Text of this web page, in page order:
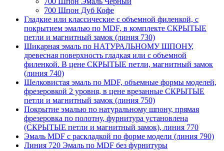
700 Шпон Дуб Кофе
Гладкие или классические с объемной филенкой, с
покрытием эмалью по MDF, в комплекте СКРЫТЫЕ
петли и магнитный замок (линия 730)
Шикарная эмаль по НАТУРАЛЬНОМУ ШПОНУ,
древесная поверхность гладкая или с объемной
филенкой. В цене СКРЫТЫЕ петли, магнитный замок
(линия 740)
Шелковистая эмаль по MDF, объемные формы моделей,
фрезеровкой 2 уровня, в цене врезанные СКРЫТЫЕ
петли и магнитный замок (линия 750)
Покрытие эмалью по натуральному шпону, прямая
фрезеровка по полотну, фурнитура установлена
(СКРЫТЫЕ петли и магнитный замок), линия 770
Эмаль MDF с раскладкой по форме модели (линия 790)
Линия 720 Эмаль по MDF без фурнитуры